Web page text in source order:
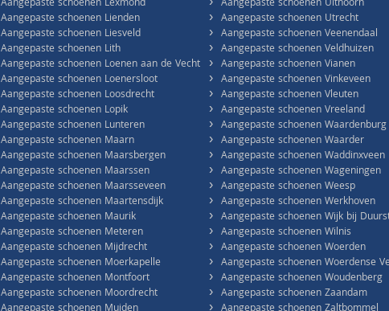
Aangepaste schoenen Lexmond
Aangepaste schoenen Lienden
Aangepaste schoenen Liesveld
Aangepaste schoenen Lith
Aangepaste schoenen Loenen aan de Vecht
Aangepaste schoenen Loenersloot
Aangepaste schoenen Loosdrecht
Aangepaste schoenen Lopik
Aangepaste schoenen Lunteren
Aangepaste schoenen Maarn
Aangepaste schoenen Maarsbergen
Aangepaste schoenen Maarssen
Aangepaste schoenen Maarsseveen
Aangepaste schoenen Maartensdijk
Aangepaste schoenen Maurik
Aangepaste schoenen Meteren
Aangepaste schoenen Mijdrecht
Aangepaste schoenen Moerkapelle
Aangepaste schoenen Montfoort
Aangepaste schoenen Moordrecht
Aangepaste schoenen Uithoorn
› Aangepaste schoenen Utrecht
› Aangepaste schoenen Veenendaal
› Aangepaste schoenen Veldhuizen
› Aangepaste schoenen Vianen
› Aangepaste schoenen Vinkeveen
› Aangepaste schoenen Vleuten
› Aangepaste schoenen Vreeland
› Aangepaste schoenen Waardenburg
› Aangepaste schoenen Waarder
› Aangepaste schoenen Waddinxveen
› Aangepaste schoenen Wageningen
› Aangepaste schoenen Weesp
› Aangepaste schoenen Werkhoven
› Aangepaste schoenen Wijk bij
› Aangepaste schoenen Wilnis
› Aangepaste schoenen Woerden
› Aangepaste schoenen Woerdense
› Aangepaste schoenen Woudenberg
› Aangepaste schoenen Zaandam